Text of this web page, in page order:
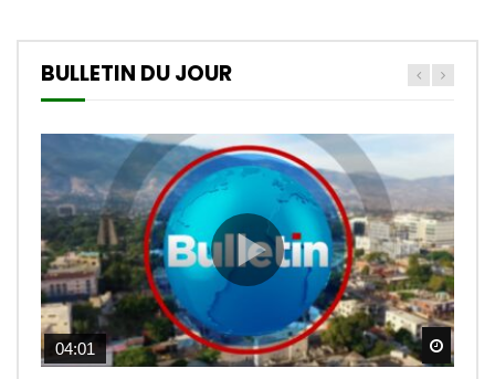
BULLETIN DU JOUR
04:01